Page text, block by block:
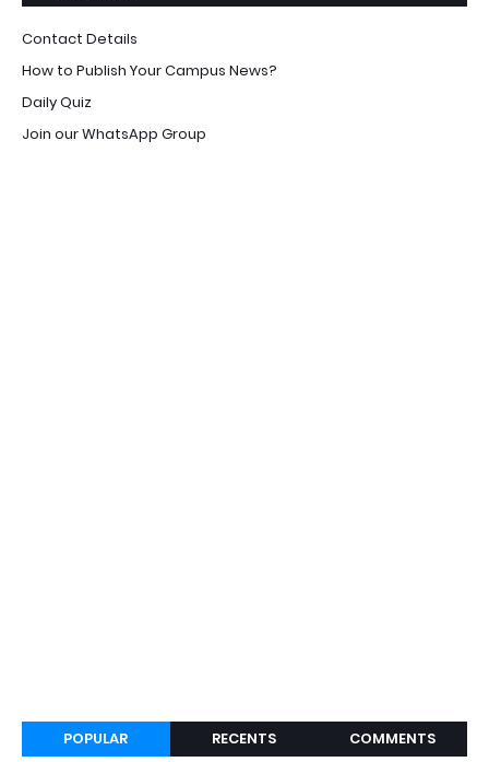
Contact Details
How to Publish Your Campus News?
Daily Quiz
Join our WhatsApp Group
POPULAR RECENTS COMMENTS